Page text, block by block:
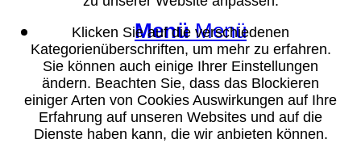
Menü Menü
Klicken Sie auf die verschiedenen
Kategorienüberschriften, um mehr zu erfahren.
Sie können auch einige Ihrer Einstellungen
ändern. Beachten Sie, dass das Blockieren
einiger Arten von Cookies Auswirkungen auf Ihre
Erfahrung auf unseren Websites und auf die
Dienste haben kann, die wir anbieten können.